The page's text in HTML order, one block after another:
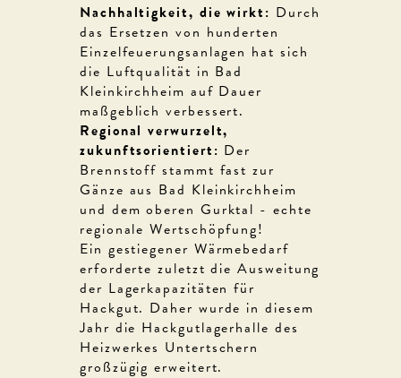
Nachhaltigkeit, die wirkt: Durch
das Ersetzen von hunderten
Einzelfeuerungsanlagen hat sich
die Luftqualität in Bad
Kleinkirchheim auf Dauer
maßgeblich verbessert.
Regional verwurzelt,
zukunftsorientiert: Der
Brennstoff stammt fast zur
Gänze aus Bad Kleinkirchheim
und dem oberen Gurktal - echte
regionale Wertschöpfung!
Ein gestiegener Wärmebedarf
erforderte zuletzt die Ausweitung
der Lagerkapazitäten für
Hackgut. Daher wurde in diesem
Jahr die Hackgutlagerhalle des
Heizwerkes Untertschern
großzügig erweitert.